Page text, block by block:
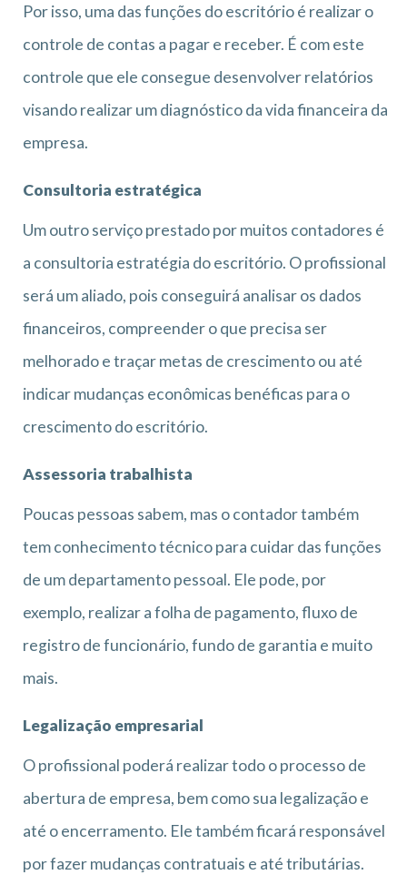
Por isso, uma das funções do escritório é realizar o
controle de contas a pagar e receber. É com este
controle que ele consegue desenvolver relatórios
visando realizar um diagnóstico da vida financeira da
empresa.
Consultoria estratégica
Um outro serviço prestado por muitos contadores é
a consultoria estratégia do escritório. O profissional
será um aliado, pois conseguirá analisar os dados
financeiros, compreender o que precisa ser
melhorado e traçar metas de crescimento ou até
indicar mudanças econômicas benéficas para o
crescimento do escritório.
Assessoria trabalhista
Poucas pessoas sabem, mas o contador também
tem conhecimento técnico para cuidar das funções
de um departamento pessoal. Ele pode, por
exemplo, realizar a folha de pagamento, fluxo de
registro de funcionário, fundo de garantia e muito
mais.
Legalização empresarial
O profissional poderá realizar todo o processo de
abertura de empresa, bem como sua legalização e
até o encerramento. Ele também ficará responsável
por fazer mudanças contratuais e até tributárias.